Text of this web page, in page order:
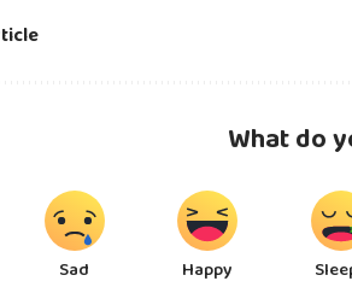
What do
Sad Happy